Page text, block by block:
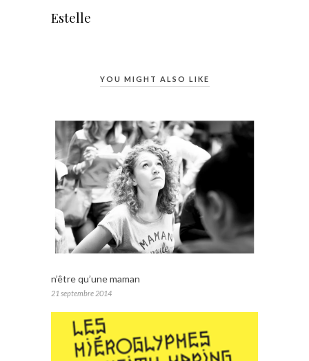
Estelle
YOU MIGHT ALSO LIKE
n’être qu’une maman
21 septembre 2014